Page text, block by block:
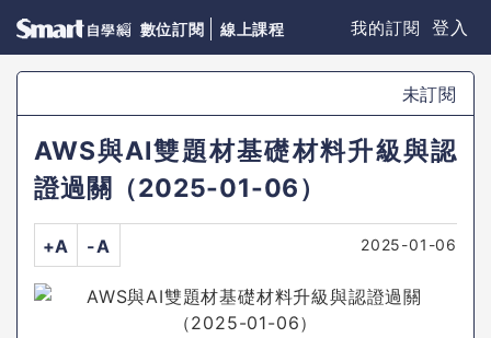
數位訂閱 線上課程 我的訂閱 登入
未訂閱
AWS與AI雙題材基礎材料升級與認
證過關（2025-01-06）
+A -A 2025-01-06